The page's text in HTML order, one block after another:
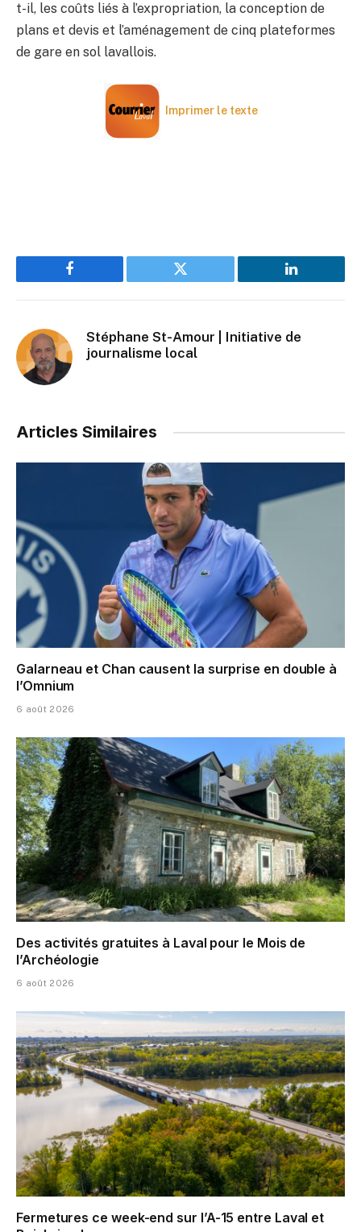
t-il, les coûts liés à l’expropriation, la conception de
plans et devis et l’aménagement de cinq plateformes
de gare en sol lavallois.
Imprimer le texte
Facebook Twitter LinkedIn
Stéphane St-Amour | Initiative de
journalisme local
Articles Similaires
Galarneau et Chan causent la surprise en double à
l’Omnium
6 août 2026
Des activités gratuites à Laval pour le Mois de
l’Archéologie
6 août 2026
Fermetures ce week-end sur l’A-15 entre Laval et